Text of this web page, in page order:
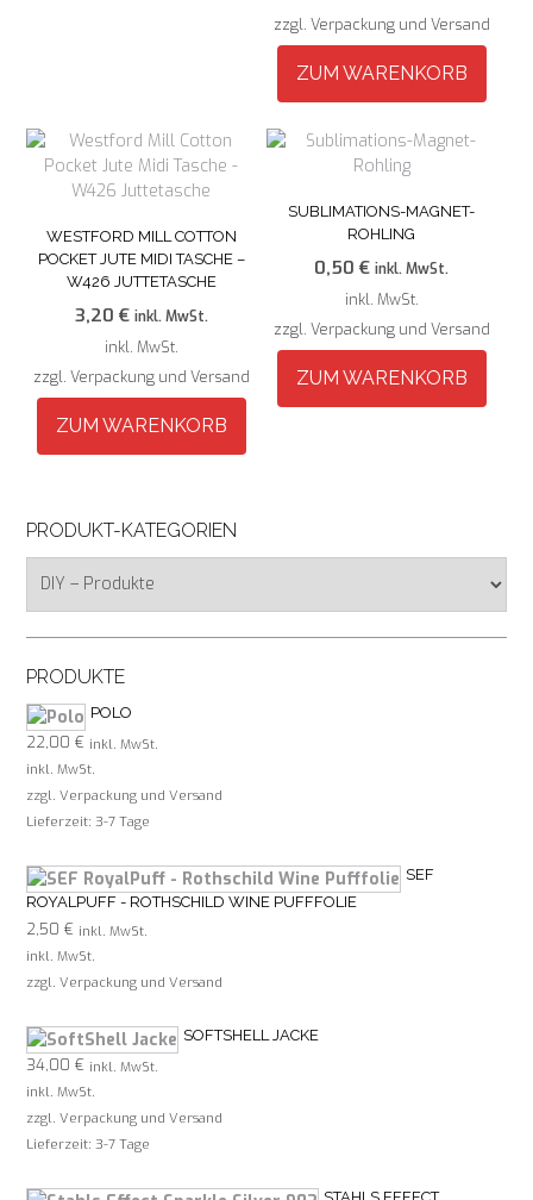
Die
Optionen
können
der
Produktseite
werden
war:
0,50 €
ist:
0,45 €.
zzgl. Verpackung und Versand
ZUM WARENKORB
WESTFORD MILL COTTON
POCKET JUTE MIDI TASCHE –
W426 JUTTETASCHE
3,20 € inkl. MwSt.
inkl. MwSt.
zzgl. Verpackung und Versand
ZUM WARENKORB
SUBLIMATIONS-MAGNET-
ROHLING
0,50€ inkl. MwSt.
inkl. MwSt.
zzgl. Verpackung und Versand
ZUM WARENKORB
PRODUKT-KATEGORIEN
PRODUKTE
POLO
22,00 € inkl. MwSt.
inkl. MwSt.
zzgl. Verpackung und Versand
Lieferzeit: 3-7 Tage
SEF
ROYALPUFF - ROTHSCHILD WINE PUFFFOLIE
2,50 € inkl. MwSt.
inkl. MwSt.
zzgl. Verpackung und Versand
SOFTSHELL JACKE
34,00 € inkl. MwSt.
inkl. MwSt.
zzgl. Verpackung und Versand
Lieferzeit: 3-7 Tage